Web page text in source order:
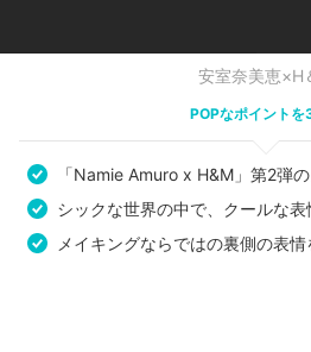
安室奈美恵×H
POPなポイントを
「Namie Amuro x H&M」第2弾
シックな世界の中で、クールな
メイキングならではの裏側の表